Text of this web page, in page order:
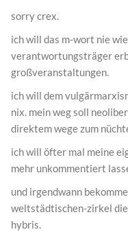
sorry crex.
ich will das m-wort nie
verantwortungsträger
großveranstaltungen.
ich will dem
nix. mein weg soll
direktem wege zum
ich will öfter mal meine
mehr unkommentiert
und irgendwann
weltstädtischen-zirkel
hybris.